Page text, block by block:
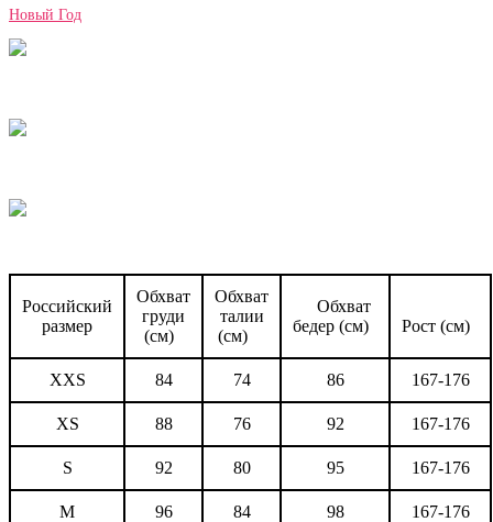
Новый Год
Российский
размер
Обхват
груди
(см)
Обхват
талии
(см)
Обхват
бедер (см)
Рост (см)
XXS 84 74 86 167-176
XS 88 76 92 167-176
S 92 80 95 167-176
M 96 84 98 167-176